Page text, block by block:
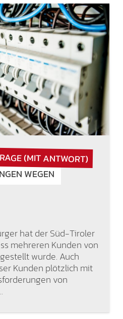
(MIT ANTWORT)
WEGEN
hat der Süd-Tiroler
mehreren Kunden von
wurde. Auch
Kunden plötzlich mit
von